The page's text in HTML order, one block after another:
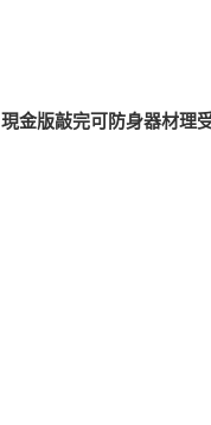
現金版敲完可防身器材理